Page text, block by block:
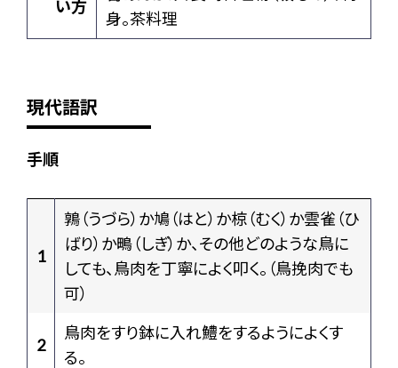
い方
身。茶料理
現代語訳
手順
1
鶉（うづら）か鳩（はと）か椋（むく）か雲雀（ひ
ばり）か鴫（しぎ）か、その他どのような鳥に
しても、鳥肉を丁寧によく叩く。（鳥挽肉でも
可）
2
鳥肉をすり鉢に入れ鱧をするようによくす
る。